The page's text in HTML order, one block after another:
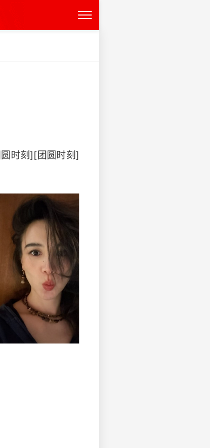
时刻][团圆时刻]